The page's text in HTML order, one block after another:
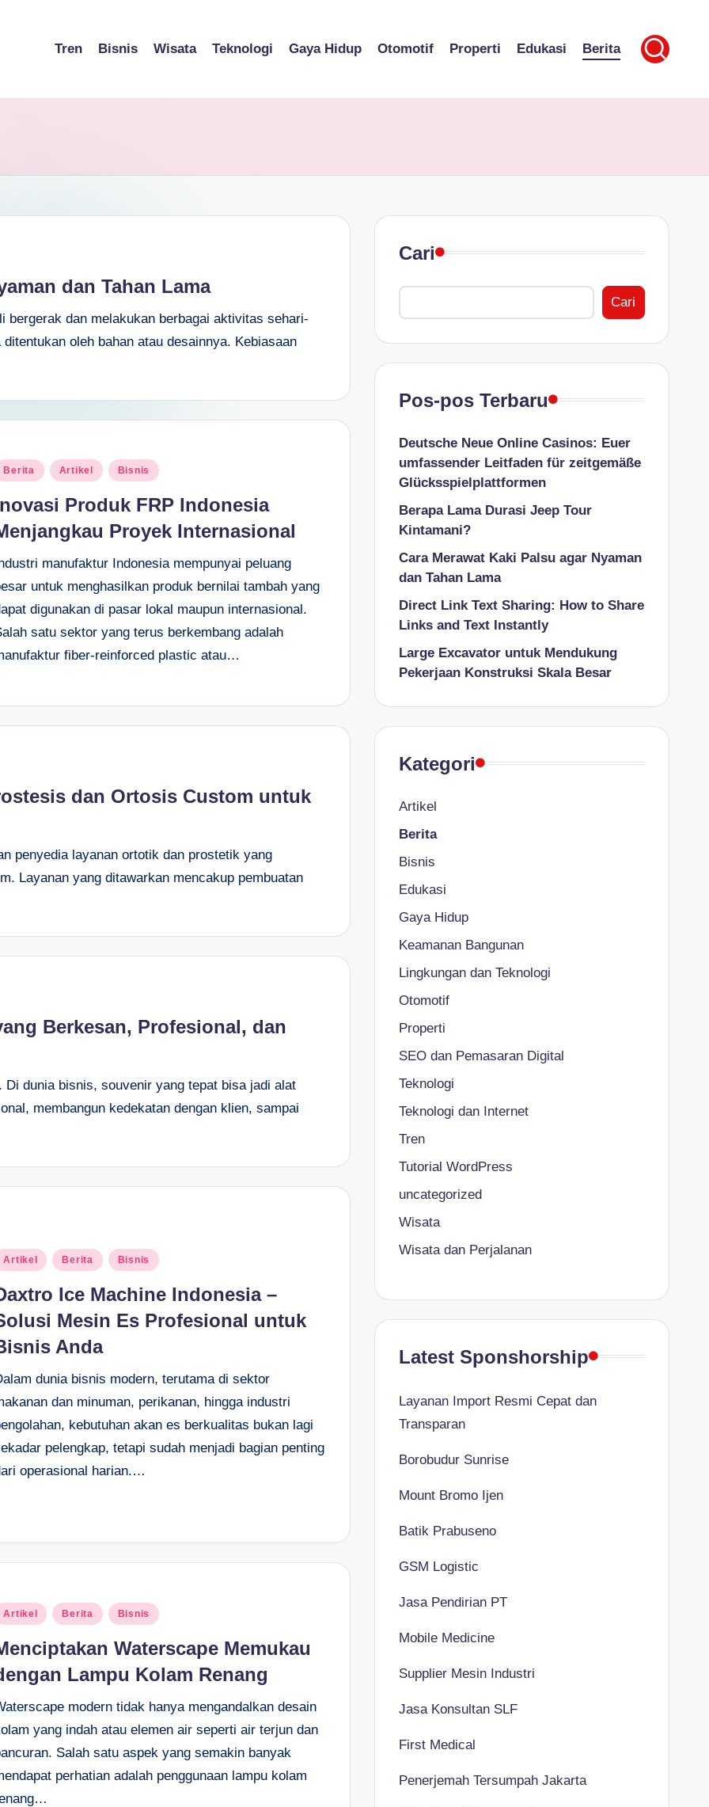
Tren Bisnis Wisata Teknologi Gaya Hidup Otomotif Properti Edukasi Berita
dan Tahan Lama
bergerak dan melakukan berbagai aktivitas sehari-
oleh bahan atau desainnya. Kebiasaan
Berita Artikel Bisnis
Produk FRP Indonesia
Proyek Internasional
manufaktur Indonesia mempunyai peluang
untuk menghasilkan produk bernilai tambah yang
digunakan di pasar lokal maupun internasional.
satu sektor yang terus berkembang adalah
fiber-reinforced plastic atau…
dan Ortosis Custom untuk
penyedia layanan ortotik dan prostetik yang
Layanan yang ditawarkan mencakup pembuatan
Berkesan, Profesional, dan
Di dunia bisnis, souvenir yang tepat bisa jadi alat
membangun kedekatan dengan klien, sampai
Artikel Berita Bisnis
Ice Machine Indonesia –
Mesin Es Profesional untuk
Anda
dunia bisnis modern, terutama di sektor
dan minuman, perikanan, hingga industri
kebutuhan akan es berkualitas bukan lagi
pelengkap, tetapi sudah menjadi bagian penting
operasional harian.…
Artikel Berita Bisnis
Waterscape Memukau
Lampu Kolam Renang
modern tidak hanya mengandalkan desain
yang indah atau elemen air seperti air terjun dan
Salah satu aspek yang semakin banyak
perhatian adalah penggunaan lampu kolam
Cari
Cari
Pos-pos Terbaru
Deutsche Neue Online Casinos: Euer
umfassender Leitfaden für zeitgemäße
Glücksspielplattformen
Berapa Lama Durasi Jeep Tour
Kintamani?
Cara Merawat Kaki Palsu agar Nyaman
dan Tahan Lama
Direct Link Text Sharing: How to Share
Links and Text Instantly
Large Excavator untuk Mendukung
Pekerjaan Konstruksi Skala Besar
Kategori
Artikel
Berita
Bisnis
Edukasi
Gaya Hidup
Keamanan Bangunan
Lingkungan dan Teknologi
Otomotif
Properti
SEO dan Pemasaran Digital
Teknologi
Teknologi dan Internet
Tren
Tutorial WordPress
uncategorized
Wisata
Wisata dan Perjalanan
Latest Sponshorship
Layanan Import Resmi Cepat dan
Transparan
Borobudur Sunrise
Mount Bromo Ijen
Batik Prabuseno
GSM Logistic
Jasa Pendirian PT
Mobile Medicine
Supplier Mesin Industri
Jasa Konsultan SLF
First Medical
Penerjemah Tersumpah Jakarta